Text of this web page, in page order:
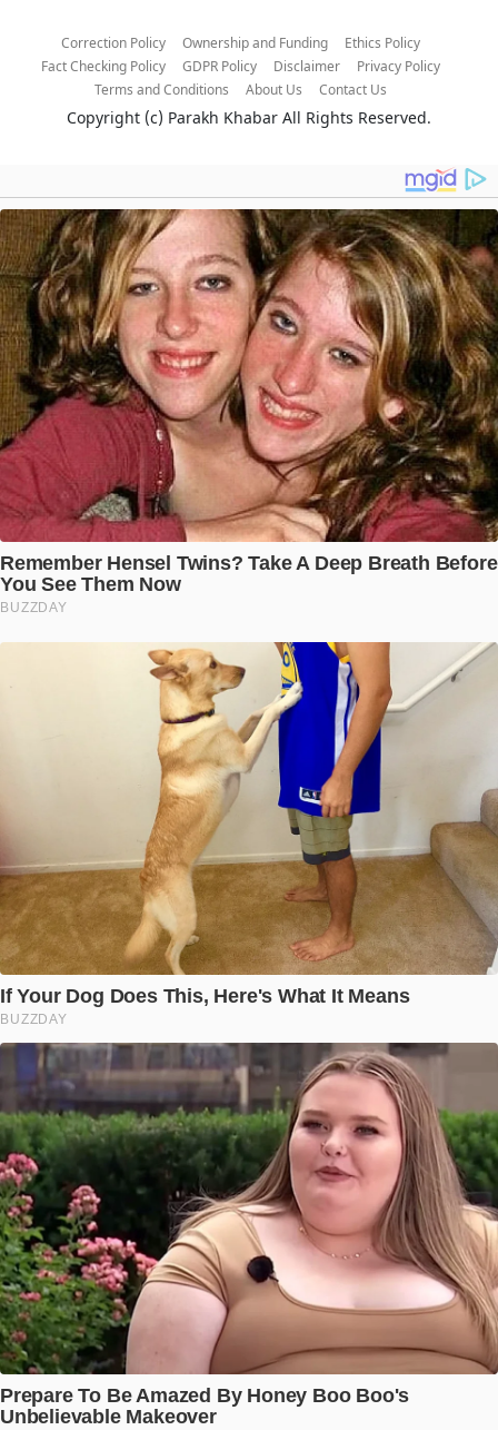
Correction Policy Ownership and Funding
Ethics Policy
Fact Checking Policy
GDPR Policy Disclaimer
Privacy Policy
Terms and Conditions
About Us Contact Us
Copyright (c) Parakh Khabar All Rights Reserved.